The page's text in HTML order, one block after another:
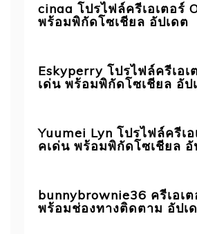
cinaa โปรไฟล์ครีเอเตอร์
พร้อมพิกัดโซเชียล อัปเดต
Eskyperry โปรไฟล์ครีเอเ
เด่น พร้อมพิกัดโซเชียล อัป
Yuumei Lyn โปรไฟล์ครีเอ
คเด่น พร้อมพิกัดโซเชียล อั
bunnybrownie36 ครีเอเต
พร้อมช่องทางติดตาม อัปเ